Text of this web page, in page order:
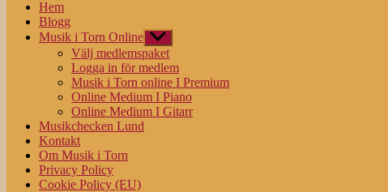
Hem
Blogg
Musik i Torn Online Visa
undermeny
Välj medlemspaket
Logga in för medlem
Musik i Torn online I Premium
Online Medium I Piano
Online Medium I Gitarr
Musikchecken Lund
Kontakt
Om Musik i Torn
Privacy Policy
Cookie Policy (EU)